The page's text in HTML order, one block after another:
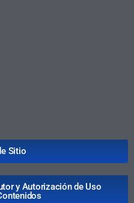
Sitio
y Autorización de Uso